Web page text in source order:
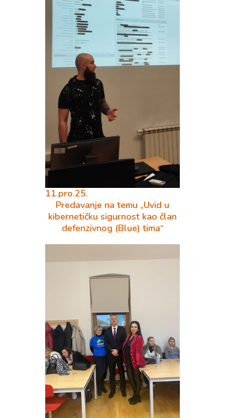
11.pro.25.
Predavanje na temu „Uvid u
kibernetičku sigurnost kao član
defenzivnog (Blue) tima“